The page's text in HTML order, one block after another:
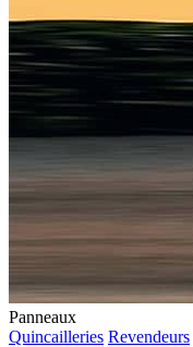
Panneaux
Quincailleries Revendeurs